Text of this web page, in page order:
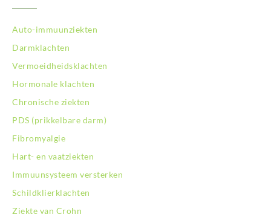
Auto-immuunziekten
Darmklachten
Vermoeidheidsklachten
Hormonale klachten
Chronische ziekten
PDS (prikkelbare darm)
Fibromyalgie
Hart- en vaatziekten
Immuunsysteem versterken
Schildklierklachten
Ziekte van Crohn